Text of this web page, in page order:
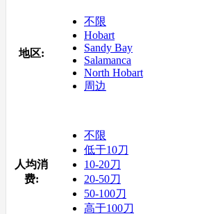
地区:
不限
Hobart
Sandy Bay
Salamanca
North Hobart
周边
人均消
费:
不限
低于10刀
10-20刀
20-50刀
50-100刀
高于100刀